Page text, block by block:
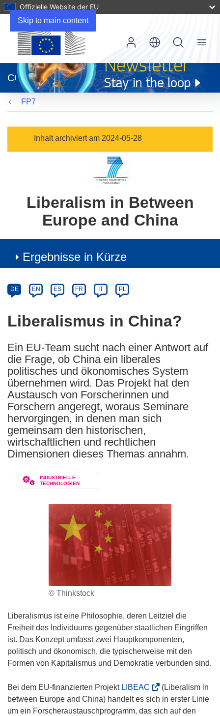
Skip to main content
Offizielle Website der EU
neuem
Fenster)
CORDIS
Menu
FP7
Inhalt archiviert am 2024-05-28
Liberalism in Between
Europe and China
Ergebnisse in Kürze
Category
Article
available
the
languages:
DE EN ES FR IT PL
Liberalismus in China?
Ein EU-Team sucht nach einer Antwort auf
die Frage, ob China ein liberales
politisches und ökonomisches System
übernehmen wird. Das Projekt hat den
Austausch von Forscherinnen und
Forschern angeregt, woraus Seminare
hervorgingen, in denen man sich
gemeinsam den historischen,
wirtschaftlichen und rechtlichen
Dimensionen dieses Themas annahm.
INDUSTRIELLE
TECHNOLOGIEN
© Thinkstock
Liberalismus ist eine Philosophie, deren Leitziel die
Freiheit des Individuums gegenüber staatlichen Eingriffen
ist. Das Konzept umfasst zwei Hauptkomponenten,
politisch und ökonomisch, die typischerweise mit den
Formen von Kapitalismus und Demokratie verbunden sind.
Bei dem EU-finanzierten Projekt LIBEAC
ö
f
(Liberalism in
between Europe and China) handelt es sich in erster Linie
um ein Forscheraustauschprogramm, das sich auf den